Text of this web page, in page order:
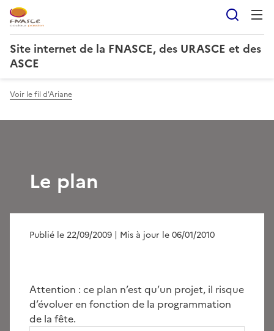
Site internet de la FNASCE, des URASCE et des
ASCE
Voir le fil d'Ariane
Le plan
Publié le 22/09/2009 | Mis à jour le 06/01/2010
Attention : ce plan n’est qu’un projet, il risque
d’évoluer en fonction de la programmation
de la fête.